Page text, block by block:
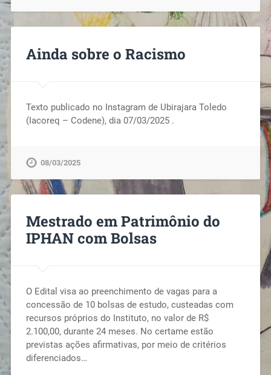
Ainda sobre o Racismo
Texto publicado no Instagram de Ubirajara Toledo
(Iacoreq – Codene), dia 07/03/2025 .
08/03/2025
Mestrado em Patrimônio do
IPHAN com Bolsas
O Edital visa ao preenchimento de vagas para a
concessão de 10 bolsas de estudo, custeadas com
recursos próprios do Instituto, no valor de R$
2.100,00, durante 24 meses. No certame estão
previstas ações afirmativas, por meio de critérios
diferenciados…